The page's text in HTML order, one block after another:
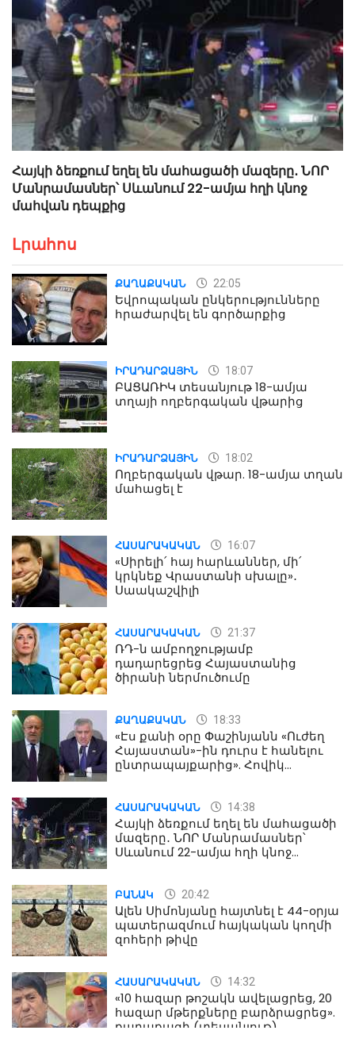
Հայկի ձեռքում եղել են մահացածի մազերը․ ՆՈՐ
Մանրամասներ՝ Սևանում 22-ամյա հղի կնոջ
մահվան դեպքից
Լրահոս
ՔԱՂԱՔԱԿԱՆ 22:05
Եվրոպական ընկերությունները
հրաժարվել են գործարքից
ԻՐԱԴԱՐՁԱՅԻՆ 18:07
ԲԱՑԱՌԻԿ տեսանյութ 18-ամյա
տղայի ողբերգական վթարից
ԻՐԱԴԱՐՁԱՅԻՆ 18:02
Ողբերգական վթար. 18-ամյա տղան
մահացել է
ՀԱՍԱՐԱԿԱԿԱՆ 16:07
«Սիրելի՛ հայ հարևաններ, մի՛
կրկնեք Վրաստանի սխալը»․
Սաակաշվիլի
ՀԱՍԱՐԱԿԱԿԱՆ 21:37
ՌԴ-ն ամբողջությամբ
դադարեցրեց Հայաստանից
ծիրանի ներմուծումը
ՔԱՂԱՔԱԿԱՆ 18:33
«Էս քանի օրը Փաշինյանն «Ուժեղ
Հայաստան»-ին դուրս է հանելու
ընտրապայքարից». Հովիկ
ՀԱՍԱՐԱԿԱԿԱՆ 14:38
Հայկի ձեռքում եղել են մահացածի
մազերը․ ՆՈՐ Մանրամասներ՝
Սևանում 22-ամյա հղի կնոջ
ԲԱՆԱԿ 20:42
Ալեն Սիմոնյանը հայտնել է 44-օրյա
պատերազմում հայկական կողմի
զոհերի թիվը
ՀԱՍԱՐԱԿԱԿԱՆ 14:32
«10 հազար թոշակն ավելացրեց, 20
հազար մթերքները բարձրացրեց».
քաղաքացի (տեսանյութ)